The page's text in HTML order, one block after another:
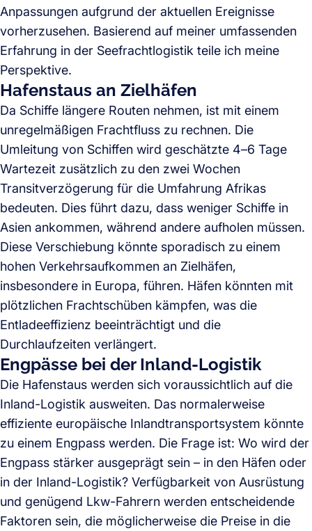
Anpassungen aufgrund der aktuellen Ereignisse
vorherzusehen. Basierend auf meiner umfassenden
Erfahrung in der Seefrachtlogistik teile ich meine
Perspektive.
Hafenstaus an Zielhäfen
Da Schiffe längere Routen nehmen, ist mit einem
unregelmäßigen Frachtfluss zu rechnen. Die
Umleitung von Schiffen wird geschätzte 4–6 Tage
Wartezeit zusätzlich zu den zwei Wochen
Transitverzögerung für die Umfahrung Afrikas
bedeuten. Dies führt dazu, dass weniger Schiffe in
Asien ankommen, während andere aufholen müssen.
Diese Verschiebung könnte sporadisch zu einem
hohen Verkehrsaufkommen an Zielhäfen,
insbesondere in Europa, führen. Häfen könnten mit
plötzlichen Frachtschüben kämpfen, was die
Entladeeffizienz beeinträchtigt und die
Durchlaufzeiten verlängert.
Engpässe bei der Inland-Logistik
Die Hafenstaus werden sich voraussichtlich auf die
Inland-Logistik ausweiten. Das normalerweise
effiziente europäische Inlandtransportsystem könnte
zu einem Engpass werden. Die Frage ist: Wo wird der
Engpass stärker ausgeprägt sein – in den Häfen oder
in der Inland-Logistik? Verfügbarkeit von Ausrüstung
und genügend Lkw-Fahrern werden entscheidende
Faktoren sein, die möglicherweise die Preise in die